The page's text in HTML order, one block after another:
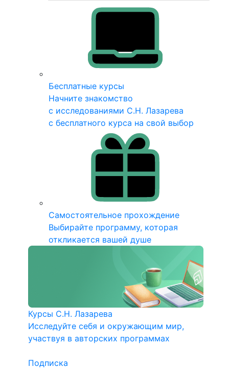
Бесплатные курсы
Начните знакомство
с исследованиями С.Н. Лазарева
с бесплатного курса на свой выбор
Самостоятельное прохождение
Выбирайте программу, которая
откликается вашей душе
Курсы С.Н. Лазарева
Исследуйте себя и окружающим мир,
участвуя в авторских программах
Подписка